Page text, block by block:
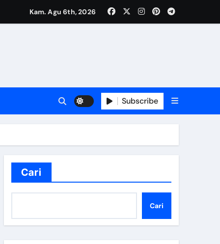
Dokter Kabupaten Klaten
Kam. Agu 6th, 2026
Subscribe
Cari
Cari